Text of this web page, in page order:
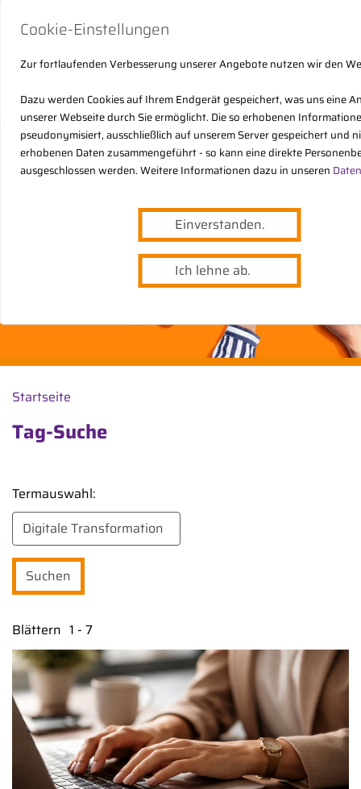
Cookie-Einstellungen
Zur fortlaufenden Verbesserung unserer Angebote nutzen wir den
Dazu werden Cookies auf Ihrem Endgerät gespeichert, was uns eine
unserer Webseite durch Sie ermöglicht. Die so erhobenen
pseudonymisiert, ausschließlich auf unserem Server gespeichert und
erhobenen Daten zusammengeführt - so kann eine direkte
ausgeschlossen werden. Weitere Informationen dazu in unseren
Einverstanden.
Ich lehne ab.
Startseite
Tag-Suche
Termauswahl:
Blättern 1 - 7